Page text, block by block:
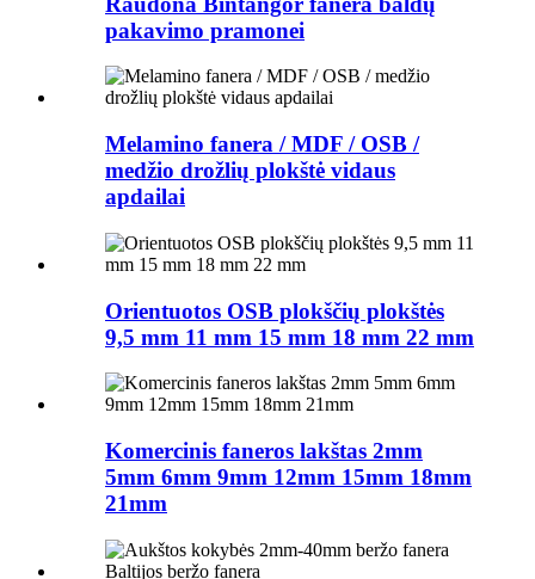
pakavimo pramonei
Melamino fanera / MDF / OSB /
medžio drožlių plokštė vidaus
apdailai
Orientuotos OSB plokščių plokštės
9,5 mm 11 mm 15 mm 18 mm 22 mm
Komercinis faneros lakštas 2mm
5mm 6mm 9mm 12mm 15mm 18mm
21mm